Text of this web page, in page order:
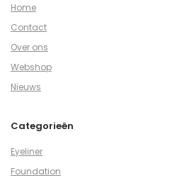
Home
Contact
Over ons
Webshop
Nieuws
Categorieën
Eyeliner
Foundation